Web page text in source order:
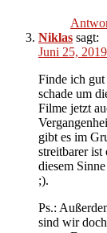
Niklas sagt:
Juni 25,
Finde ich gut
schade um
Filme jetzt
gibt es im
streitbarer
diesem
;).
Ps.:
sind wir